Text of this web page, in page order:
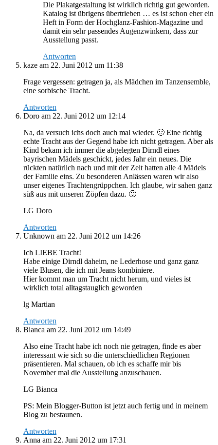
Die Plakatgestaltung ist wirklich richtig gut geworden.
Katalog ist übrigens übertrieben … es ist schon eher ein
Heft in Form der Hochglanz-Fashion-Magazine und
damit ein sehr passendes Augenzwinkern, dass zur
Ausstellung passt.
Antworten
kaze am 22. Juni 2012 um 11:38
Frage vergessen: getragen ja, als Mädchen im Tanzensemble,
eine sorbische Tracht.
Antworten
Doro am 22. Juni 2012 um 12:14
Na, da versuch ichs doch auch mal wieder. 🙂 Eine richtig
echte Tracht aus der Gegend habe ich nicht getragen. Aber als
Kind bekam ich immer die abgelegten Dirndl eines
bayrischen Mädels geschickt, jedes Jahr ein neues. Die
rückten natürlich nach und mit der Zeit hatten alle 4 Mädels
der Familie eins. Zu besonderen Anlässen waren wir also
unser eigenes Trachtengrüppchen. Ich glaube, wir sahen ganz
süß aus mit unseren Zöpfen dazu. 🙂
LG Doro
Antworten
Unknown am 22. Juni 2012 um 14:26
Ich LIEBE Tracht!
Habe einige Dirndl daheim, ne Lederhose und ganz ganz
viele Blusen, die ich mit Jeans kombiniere.
Hier kommt man um Tracht nicht herum, und vieles ist
wirklich total alltagstauglich geworden
lg Martian
Antworten
Bianca am 22. Juni 2012 um 14:49
Also eine Tracht habe ich noch nie getragen, finde es aber
interessant wie sich so die unterschiedlichen Regionen
präsentieren. Mal schauen, ob ich es schaffe mir bis
November mal die Ausstellung anzuschauen.
LG Bianca
PS: Mein Blogger-Button ist jetzt auch fertig und in meinem
Blog zu bestaunen.
Antworten
Anna am 22. Juni 2012 um 17:31